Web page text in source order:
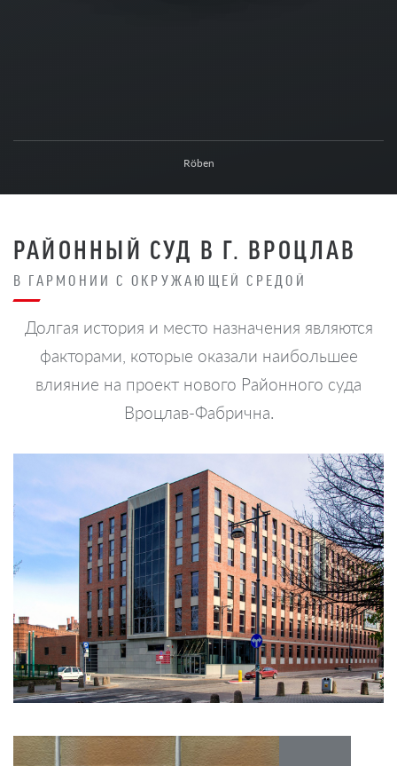
Röben
РАЙОННЫЙ СУД В Г. ВРОЦЛАВ
В ГАРМОНИИ С ОКРУЖАЮЩЕЙ СРЕДОЙ
Долгая история и место назначения являются
факторами, которые оказали наибольшее
влияние на проект нового Районного суда
Вроцлав-Фабрична.